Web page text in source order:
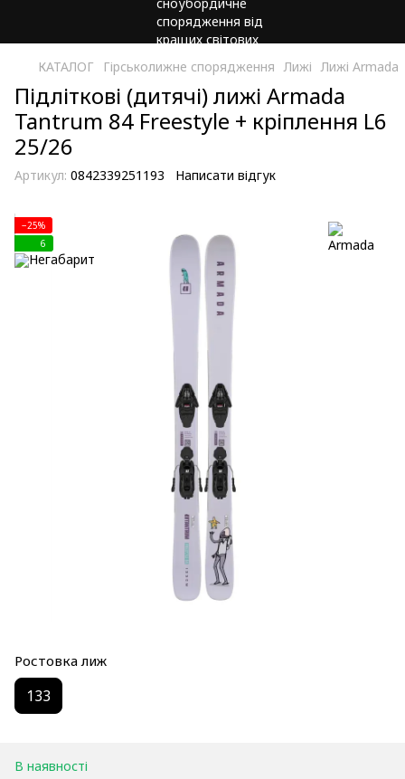
КАТАЛОГ Гірськолижне спорядження Лижі Лижі Armada
Підліткові (дитячі) лижі Armada
Tantrum 84 Freestyle + кріплення L6
25/26
Артикул: 0842339251193 Написати відгук
−25%
6
Ростовка лиж
133
В наявності